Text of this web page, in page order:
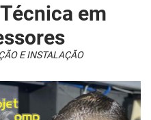
em
E INSTALAÇÃO